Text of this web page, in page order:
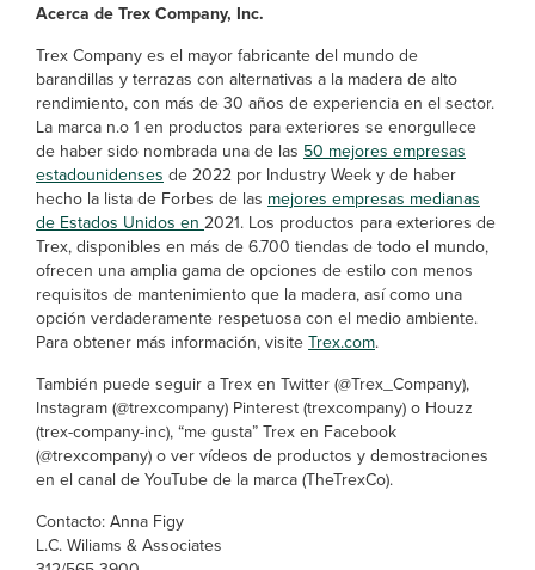
Acerca de Trex Company, Inc.
Trex Company es el mayor fabricante del mundo de
barandillas y terrazas con alternativas a la madera de alto
rendimiento, con más de 30 años de experiencia en el sector.
La marca n.o 1 en productos para exteriores se enorgullece
de haber sido nombrada una de las 50 mejores empresas
estadounidenses de 2022 por Industry Week y de haber
hecho la lista de Forbes de las mejores empresas medianas
de Estados Unidos en 2021. Los productos para exteriores de
Trex, disponibles en más de 6.700 tiendas de todo el mundo,
ofrecen una amplia gama de opciones de estilo con menos
requisitos de mantenimiento que la madera, así como una
opción verdaderamente respetuosa con el medio ambiente.
Para obtener más información, visiteTrex.com.
También puede seguir a Trex en Twitter (@Trex_Company),
Instagram (@trexcompany) Pinterest (trexcompany) o Houzz
(trex-company-inc), “me gusta” Trex en Facebook
(@trexcompany) o ver vídeos de productos y demostraciones
en el canal de YouTube de la marca (TheTrexCo).
Contacto: Anna Figy
L.C. Wiliams & Associates